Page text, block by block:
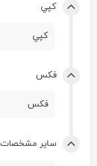
کپي
کپي
فکس
فکس
ساير مشخصات